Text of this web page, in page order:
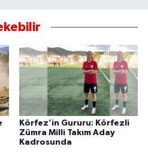
Körfez’in Gururu: Körfezli
Zümra Milli Takım Aday
Kadrosunda